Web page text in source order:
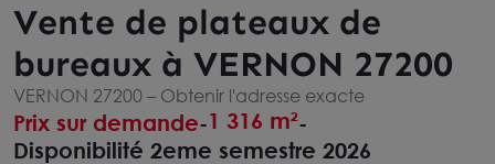
Vente de plateaux de
bureaux à VERNON 27200
VERNON 27200 – Obtenir l'adresse exacte
Prix sur demande-1 316 m²-
Disponibilité 2eme semestre 2026